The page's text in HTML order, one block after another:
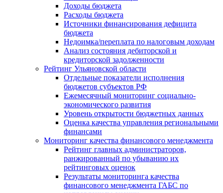
Доходы бюджета
Расходы бюджета
Источники финансирования дефицита
бюджета
Недоимка/переплата по налоговым доходам
Анализ состояния дебиторской и
кредиторской задолженности
Рейтинг Ульяновской области
Отдельные показатели исполнения
бюджетов субъектов РФ
Ежемесячный мониторинг социально-
экономического развития
Уровень открытости бюджетных данных
Оценка качества управления региональными
финансами
Мониторинг качества финансового менеджмента
Рейтинг главных администраторов,
ранжированный по убыванию их
рейтинговых оценок
Результаты мониторинга качества
финансового менеджмента ГАБС по